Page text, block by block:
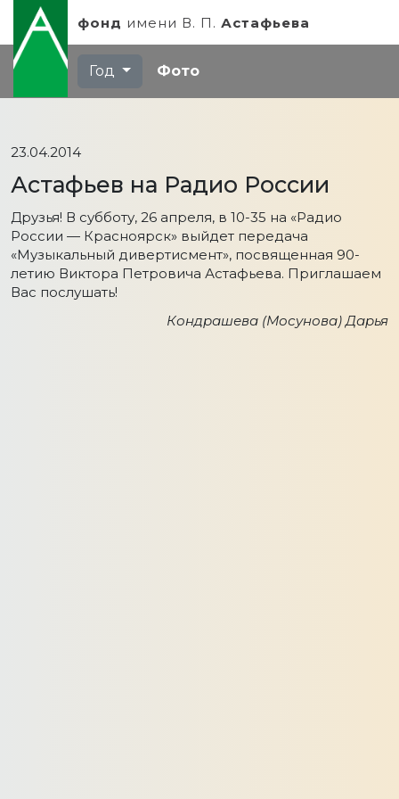
фонд имени В. П. Астафьева
Год Фото
23.04.2014
Астафьев на Радио России
Друзья! В субботу, 26 апреля, в 10-35 на «Радио
России — Красноярск» выйдет передача
«Музыкальный дивертисмент», посвященная 90-
летию Виктора Петровича Астафьева. Приглашаем
Вас послушать!
Кондрашева (Мосунова) Дарья